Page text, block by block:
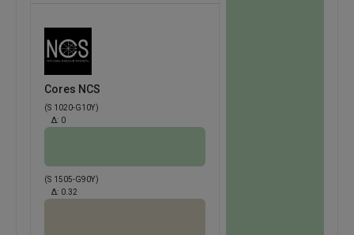
Cores NCS
(S 1020-G10Y)
Δ: 0
(S 1505-G90Y)
Δ: 0.32